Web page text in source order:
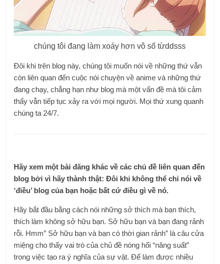
chúng tôi đang làm xoáy hơn vô số từddsss
Đôi khi trên blog này, chúng tôi muốn nói về những thứ vẫn
còn liên quan đến cuộc nói chuyện về anime và những thứ
đang chạy, chẳng hạn như blog mà một vấn đề mà tôi cảm
thấy vẫn tiếp tục xảy ra với mọi người. Mọi thứ xung quanh
chúng ta 24/7.
Hãy xem một bài đăng khác về các chủ đề liên quan đến
blog bởi vì hãy thành thật: Đôi khi không thể chỉ nói về
‘điều’ blog của bạn hoặc bất cứ điều gì về nó.
Hãy bắt đầu bằng cách nói những sở thích mà bạn thích,
thích làm không sở hữu bạn. Sở hữu bạn và bạn đang rảnh
rỗi. Hmm” Sở hữu bạn và bạn có thời gian rảnh” là câu cửa
miệng cho thấy vai trò của chủ đề nóng hổi “năng suất”
trong việc tạo ra ý nghĩa của sự vật. Để làm được nhiều